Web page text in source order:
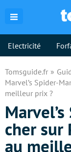
Electricité
Tomsguide.fr
Marvel’s Spider-
meilleur prix ?
cher sur
au